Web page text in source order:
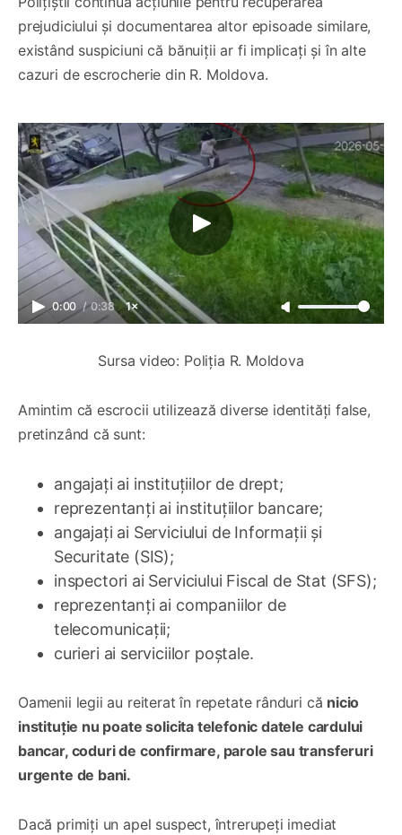
prejudiciului și documentarea altor episoade similare,
existând suspiciuni că bănuiții ar fi implicați și în alte
cazuri de escrocherie din R. Moldova.
0:00 / 0:38 1×
Sursa video: Poliția R. Moldova
Amintim că escrocii utilizează diverse identități false,
pretinzând că sunt:
angajați ai instituțiilor de drept;
reprezentanți ai instituțiilor bancare;
angajați ai Serviciului de Informații și
Securitate (SIS);
inspectori ai Serviciului Fiscal de Stat (SFS);
reprezentanți ai companiilor de
telecomunicații;
curieri ai serviciilor poștale.
Oamenii legii au reiterat în repetate rânduri că nicio
instituție nu poate solicita telefonic datele cardului
bancar, coduri de confirmare, parole sau transferuri
urgente de bani.
Dacă primiți un apel suspect, întrerupeți imediat